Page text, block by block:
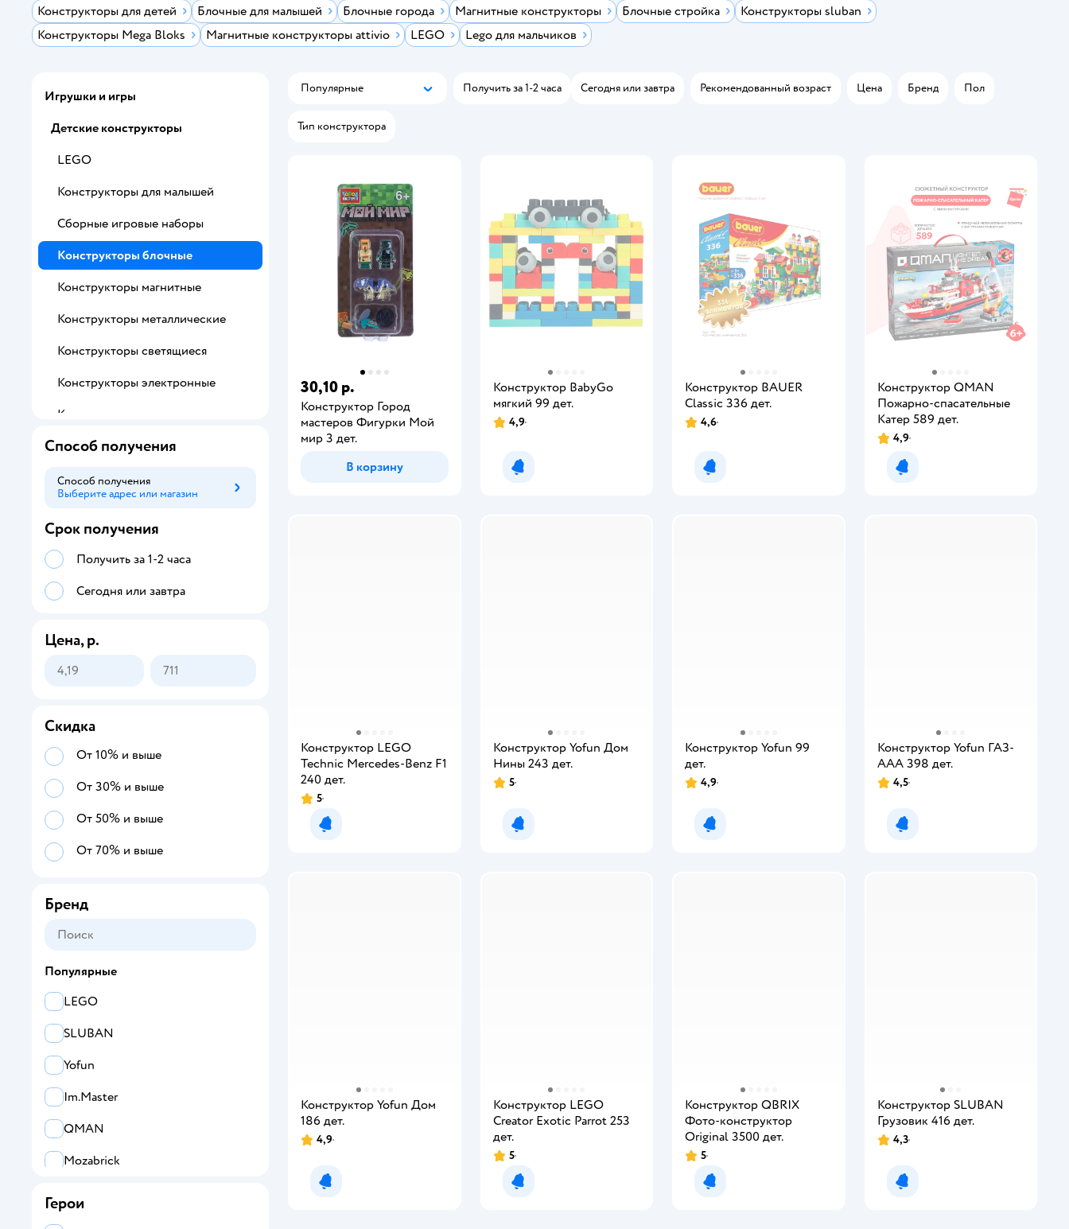
Конструкторы для детей Блочные для малышей Блочные города Магнитные конструкторы Блочные стройка
Конструкторы sluban
Конструкторы Mega Bloks
Магнитные конструкторы attivio LEGO Lego для мальчиков
Популярные
Популярные Получить за 1-2 часа Сегодня или завтра Рекомендованный возраст Цена Бренд Пол
Тип конструктора
30,10 р.
Конструктор Город
мастеров Фигурки Мой
мир 3 дет.
В корзину
Конструктор BabyGo
мягкий 99 дет.
4,9
Уведомить о появлении
Конструктор BAUER
Сlassic 336 дет.
4,6
Уведомить о появлении
Конструктор QMAN
Пожарно-спасательные
Катер 589 дет.
4,9
Уведомить о появлении
Конструктор LEGO
Technic Mercedes-Benz F1
240 дет.
5
Уведомить о появлении
Конструктор Yofun Дом
Нины 243 дет.
5
Уведомить о появлении
Конструктор Yofun 99
дет.
4,9
Уведомить о появлении
Конструктор Yofun ГАЗ-
ААА 398 дет.
4,5
Уведомить о появлении
Конструктор Yofun Дом
186 дет.
4,9
Уведомить о появлении
Конструктор LEGO
Creator Exotic Parrot 253
дет.
5
Уведомить о появлении
Конструктор QBRIX
Фото-конструктор
Original 3500 дет.
5
Уведомить о появлении
Конструктор SLUBAN
Грузовик 416 дет.
4,3
Уведомить о появлении
Игрушки и игры
Детские конструкторы
LEGO
Конструкторы для малышей
Сборные игровые наборы
Конструкторы блочные
Конструкторы магнитные
Конструкторы металлические
Конструкторы светящиеся
Конструкторы электронные
Конструкторы динамические
Конструкторы из глины
Конструкторы с
радиоуправлением
Способ получения
Способ получения
Выберите адрес или магазин
Способ получения
Срок получения
Получить за 1-2 часа
Сегодня или завтра
Цена, р.
Скидка
От 10% и выше
От 30% и выше
От 50% и выше
От 70% и выше
Бренд
Популярные
LEGO
SLUBAN
Yofun
Im.Master
QMAN
Mozabrick
Герои